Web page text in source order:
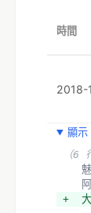
時間
2018-
顯
（6
+  大